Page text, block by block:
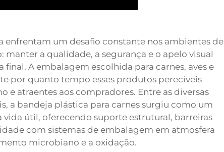
enfrentam um desafio constante nos ambientes de
manter a qualidade, a segurança e o apelo visual
A embalagem escolhida para carnes, aves e
por quanto tempo esses produtos perecíveis
e atraentes aos compradores. Entre as diversas
a bandeja plástica para carnes surgiu como um
útil, oferecendo suporte estrutural, barreiras
com sistemas de embalagem em atmosfera
microbiano e a oxidação.